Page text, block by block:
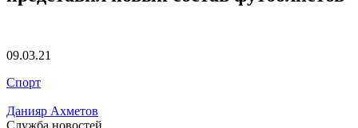
09.03.21
Спорт
Данияр Ахметов